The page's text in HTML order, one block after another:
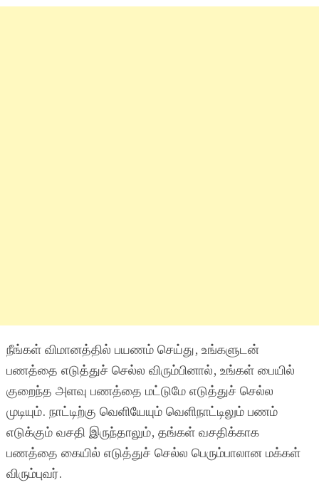
நீங்கள் விமானத்தில் பயணம் செய்து, உங்களுடன்
பணத்தை எடுத்துச் செல்ல விரும்பினால், உங்கள் பையில்
குறைந்த அளவு பணத்தை மட்டுமே எடுத்துச் செல்ல
முடியும். நாட்டிற்கு வெளியேயும் வெளிநாட்டிலும் பணம்
எடுக்கும் வசதி இருந்தாலும், தங்கள் வசதிக்காக
பணத்தை கையில் எடுத்துச் செல்ல பெரும்பாலான மக்கள்
விரும்புவர்.